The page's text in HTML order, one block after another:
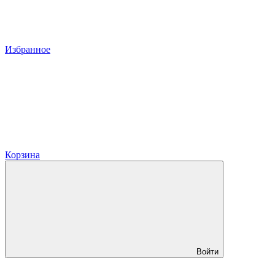
Избранное
Корзина
Войти